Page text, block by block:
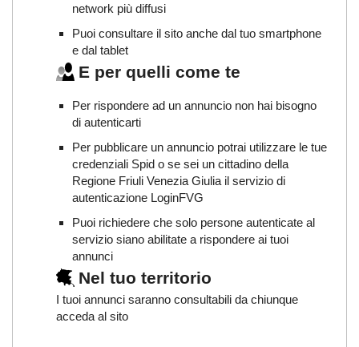
network più diffusi
Puoi consultare il sito anche dal tuo smartphone
e dal tablet
E per quelli come te
Per rispondere ad un annuncio non hai bisogno
di autenticarti
Per pubblicare un annuncio potrai utilizzare le tue
credenziali Spid o se sei un cittadino della
Regione Friuli Venezia Giulia il servizio di
autenticazione LoginFVG
Puoi richiedere che solo persone autenticate al
servizio siano abilitate a rispondere ai tuoi
annunci
Nel tuo territorio
I tuoi annunci saranno consultabili da chiunque
acceda al sito